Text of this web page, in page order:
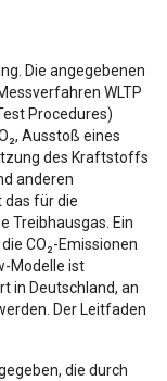
Die angegebenen
WLTP
Procedures)
Ausstoß eines
des Kraftstoffs
anderen
das für die
Treibhausgas. Ein
CO₂-Emissionen
Modelle ist
in Deutschland, an
Der Leitfaden
die durch